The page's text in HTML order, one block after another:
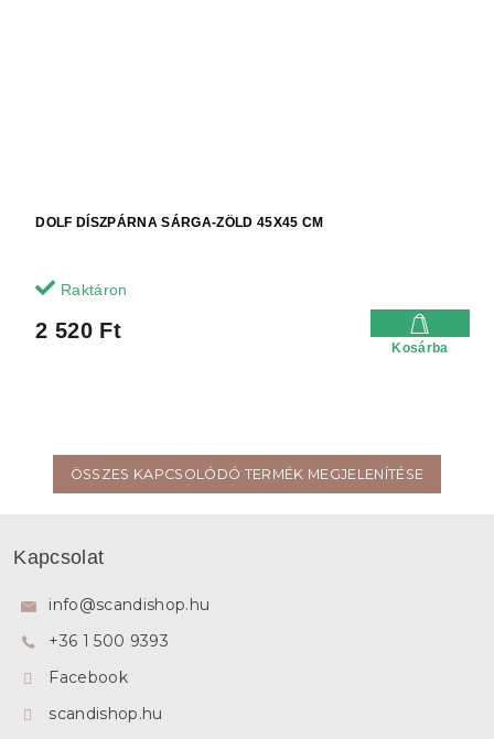
DOLF DÍSZPÁRNA SÁRGA-ZÖLD 45X45 CM
Raktáron
2 520 Ft
Kosárba
ÖSSZES KAPCSOLÓDÓ TERMÉK MEGJELENÍTÉSE
Kapcsolat
info@scandishop.hu
+36 1 500 9393
Facebook
scandishop.hu